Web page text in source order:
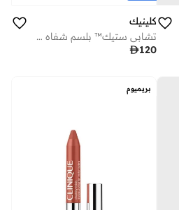
كلينيك
تشابي ستيك™ بلسم شفاه مرطب ملون - برستينغ بلوسوم
120
بريميوم